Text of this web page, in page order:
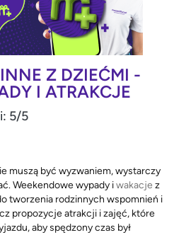
Z DZIEĆMI -
I ATRAKCJE
5/5
muszą być wyzwaniem, wystarczy
Weekendowe wypady iwakacje z
tworzenia rodzinnych wspomnień i
propozycje atrakcji i zajęć, które
aby spędzony czas był